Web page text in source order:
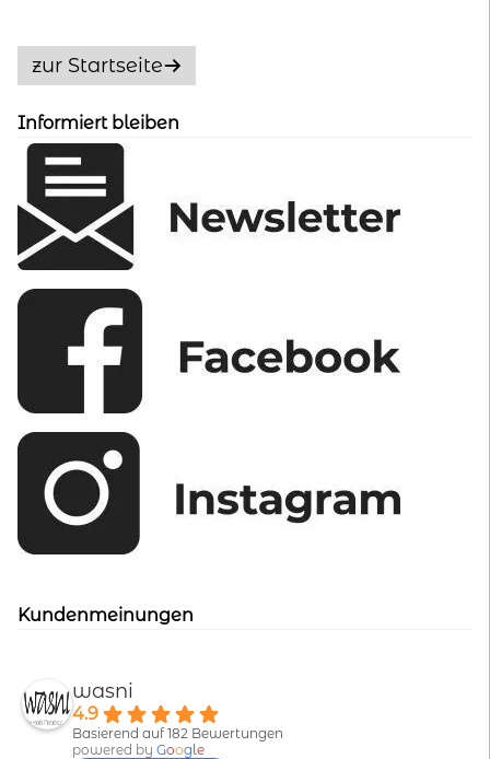
werden
zur Startseite
Informiert bleiben
Kundenmeinungen
wasni
4.9
Basierend auf 182 Bewertungen
powered by Goog le